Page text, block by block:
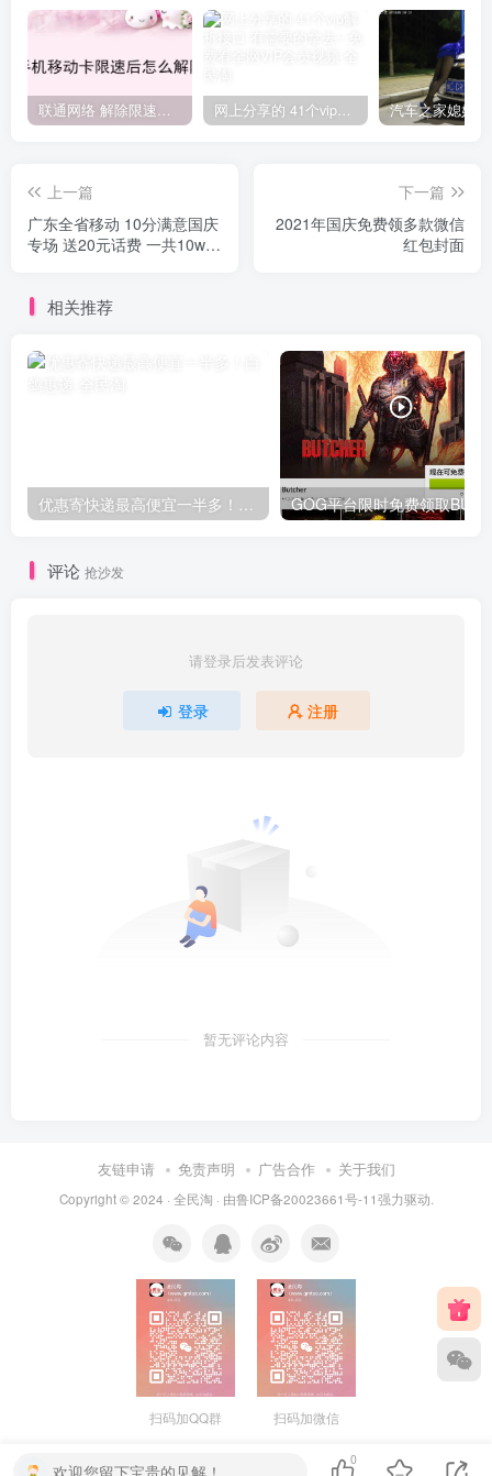
联通网络 解除限速方法参考！畅享、畅玩、老白干等及其它地区自测了 网上分享的 41个vip解析接口 有需要的拿去~ 免费看全网VIP会员视频
上一篇
广东全省移动 10分满意国庆
专场 送20元话费 一共10w名
下一篇
2021年国庆免费领多款微信
红包封面
相关推荐
优惠寄快递最高便宜一半多！白鸽惠递
评论 抢沙发
请登录后发表评论
登录 注册
暂无评论内容
友链申请 免责声明 广告合作 关于我们
Copyright © 2024 · 全民淘 · 由鲁ICP备20023661号-11强力驱动.
扫码加QQ群 扫码加微信
欢迎您留下宝贵的见解！
0